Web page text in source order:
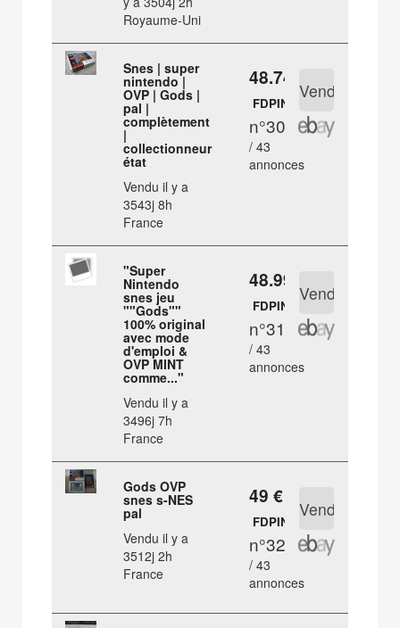
Royaume-Uni
Snes | super
nintendo |
OVP | Gods |
pal |
complètement
|
collectionneur
état
Vendu il y a
3543j 8h
France
48.74 €
FDPIN
n°30
/ 43
annonces
"Super
Nintendo
snes jeu
""Gods""
100% original
avec mode
d'emploi &
OVP MINT
comme..."
Vendu il y a
3496j 7h
France
48.99 €
FDPIN
n°31
/ 43
annonces
Gods OVP
snes s-NES
pal
Vendu il y a
3512j 2h
France
49 €
FDPIN
n°32
/ 43
annonces